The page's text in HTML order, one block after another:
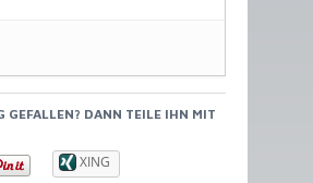
nicht, was es verspricht
Mit dem Traktor am
- 10. April 2016
und heiße Quellen
GEFALLEN? DANN TEILE IHN MIT
XING